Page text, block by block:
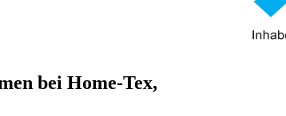
bei Home-Tex,